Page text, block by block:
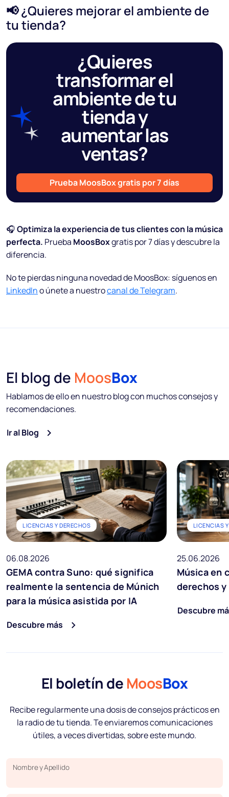
📢 ¿Quieres mejorar el ambiente de
tu tienda?
¿Quieres
transformar el
ambiente de tu
tienda y
aumentar las
ventas?
Prueba MoosBox gratis por 7 días
🎧Optimiza la experiencia de tus clientes con la música
perfecta. Prueba MoosBoxgratis por 7 días y descubre la
diferencia.
No te pierdas ninguna novedad de MoosBox: síguenos en
LinkedIno únete a nuestrocanal de Telegram.
El blog de MoosBox
Hablamos de ello en nuestro blog con muchos consejos y
recomendaciones.
Ir al Blog
LICENCIAS Y DERECHOS
06.08.2026
GEMA contra Suno: qué significa
realmente la sentencia de Múnich
para la música asistida por IA
Descubre más
LICENCIAS
25.06.2026
Música en
derechos
Descubre
El boletín de MoosBox
Recibe regularmente una dosis de consejos prácticos en
la radio de tu tienda. Te enviaremos comunicaciones
útiles, a veces divertidas, sobre este mundo.
Nombre y Apellido